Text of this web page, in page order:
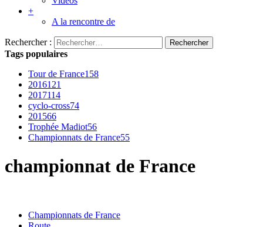
+
A la rencontre de
Rechercher :
Tags populaires
Tour de France158
2016121
2017114
cyclo-cross74
201566
Trophée Madiot56
Championnats de France55
championnat de France
Championnats de France